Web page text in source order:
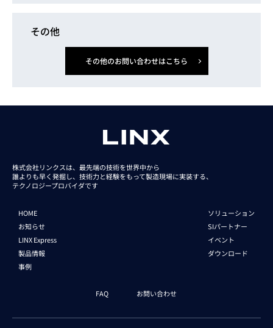
その他
その他のお問い合わせはこちら
株式会社リンクスは、最先端の技術を世界中から
誰よりも早く発掘し、技術力と経験をもって製造現場に実装する、
テクノロジープロバイダです
HOME
お知らせ
LINX Express
製品情報
事例
ソリューション
SIパートナー
イベント
ダウンロード
FAQ お問い合わせ